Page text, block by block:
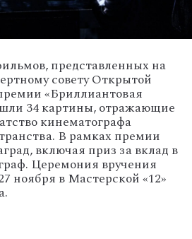
представленных на
совету Открытой
«Бриллиантовая
34 картины, отражающие
кинематографа
В рамках премии
включая приз за вклад в
Церемония вручения
ноября в Мастерской «12»